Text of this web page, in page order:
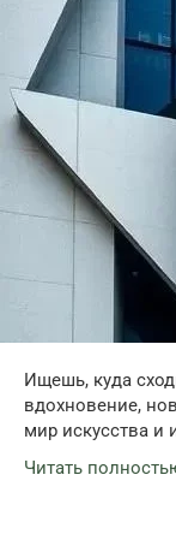
Ищешь, куда
вдохновение,
мир искусства и
Читать